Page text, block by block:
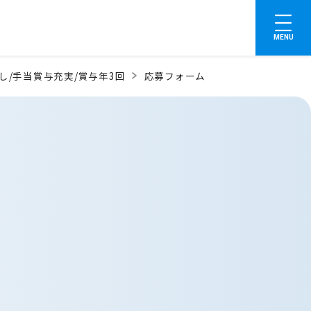
MENU
/手当賞与充実/賞与年3回 応募フォーム